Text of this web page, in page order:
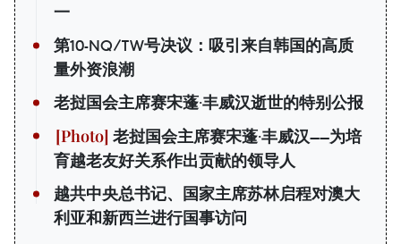
一
第10-NQ/TW号决议：吸引来自韩国的高质
量外资浪潮
老挝国会主席赛宋蓬·丰威汉逝世的特别公报
老挝国会主席赛宋蓬·丰威汉——为培
育越老友好关系作出贡献的领导人
越共中央总书记、国家主席苏林启程对澳大
利亚和新西兰进行国事访问